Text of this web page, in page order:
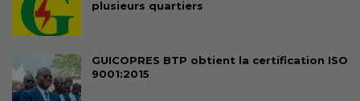
plusieurs quartiers
GUICOPRES BTP obtient la certification ISO
9001:2015